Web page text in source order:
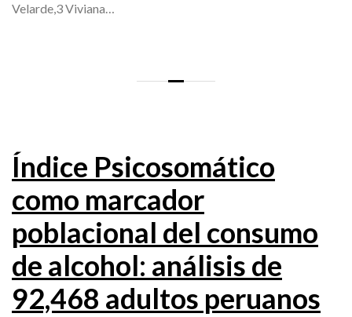
Velarde,3 Viviana…
Índice Psicosomático
como marcador
poblacional del consumo
de alcohol: análisis de
92,468 adultos peruanos